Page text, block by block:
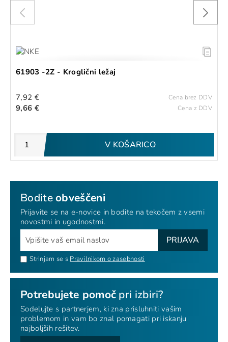
61903 -2Z - Kroglični ležaj
Cena brez DDV
7,92 €
Cena z DDV
9,66 €
V KOŠARICO
Boditeobveščeni
Prijavite se na e-novice in bodite na tekočem z vsemi
novostmi in ugodnostmi.
Strinjam se s Pravilnikom o zasebnosti
PRIJAVA
Potrebujete pomoč pri izbiri?
Sodelujte s partnerjem, ki zna prisluhniti vašim
problemom in vam bo znal pomagati pri iskanju
najboljših rešitev.